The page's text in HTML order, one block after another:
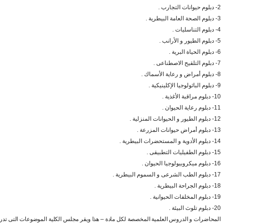
2- دبلوم حيوانات التجارب .
3- دبلوم الصحة العامة البيطرية .
4- دبلوم التناسليات .
5- دبلوم الطيور و الأرانب .
6- دبلوم الحياة البرية .
7- دبلوم التلقيح الاصطناعى .
8- دبلوم أمراض و رعاية الأسماك .
9- دبلوم الباثولوجيا الإكلينيكية .
10- دبلوم مراقبة الأغذية .
11- دبلوم رعاية الحيوان .
12- دبلوم الطيور و الحيوانات المنزلية .
13- دبلوم أمراض حيوانات المزرعة .
14- دبلوم الأدوية و المستحضرات البيطرية .
15- دبلوم الطفيليات التطبيقى .
16- دبلوم ميكروبيولوجيا الحيوان .
17- دبلوم الطب الشرعى و السموم البيطرية .
18- دبلوم الجراحة البيطرية .
19- دبلوم المخلفات الحيوانية .
20- دبلوم تلوث البيئة .
المحاضرات و الدروس العلمية المخصصة لكل مادة – هذا ويقر مجلس الكلية الموضوعات التى